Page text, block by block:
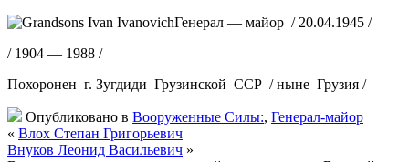
Генерал — майор / 20.04.1945 /
/ 1904 — 1988 /
Похоронен г. Зугдиди Грузинской ССР / ныне Грузия /
Опубликовано в Вооруженные Силы:, Генерал-майор
« Влох Степан Григорьевич
Внуков Леонид Васильевич »